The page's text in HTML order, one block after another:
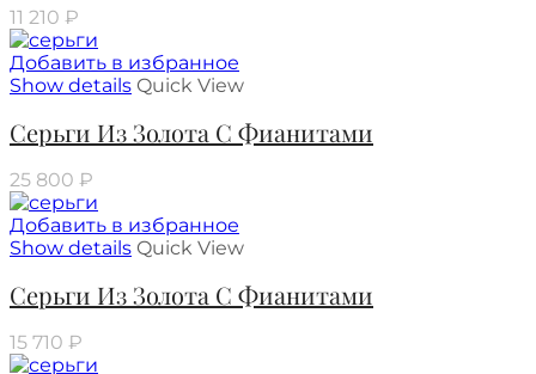
11 210 ₽
Добавить в избранное
Show details Quick View
Серьги Из Золота С Фианитами
25 800 ₽
Добавить в избранное
Show details Quick View
Серьги Из Золота С Фианитами
15 710 ₽